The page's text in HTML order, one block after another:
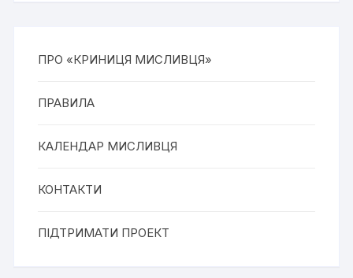
ПРО «КРИНИЦЯ МИСЛИВЦЯ»
ПРАВИЛА
КАЛЕНДАР МИСЛИВЦЯ
КОНТАКТИ
ПІДТРИМАТИ ПРОЕКТ